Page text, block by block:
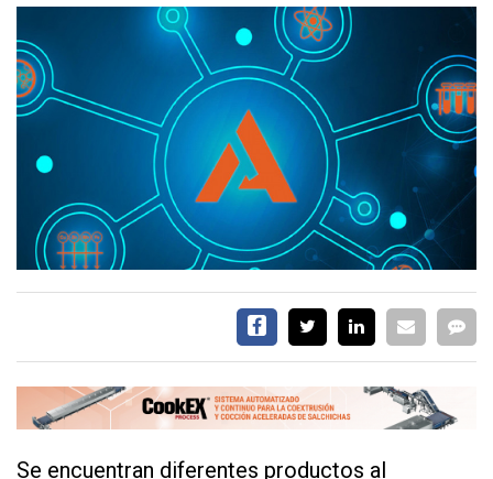
DE CARNE VACUNA
EVENTOS Y
CAPACITACIONES
DIRECTORIO
CALENDARIO
TEMAS DESTACADOS
CARNE
FRIGORIFICO
INVESTIGACIÓN
AGRO
CONCURSO
PREMIO
Se encuentran diferentes productos al